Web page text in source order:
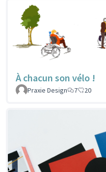
À chacun son vélo !
Praxie Design
7 20